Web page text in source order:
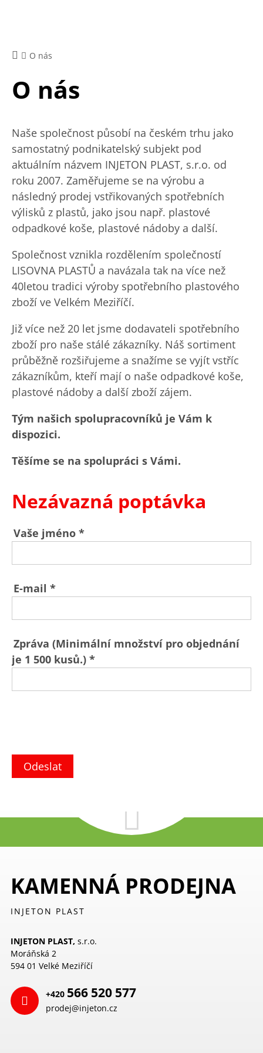
O nás
O nás
Naše společnost působí na českém trhu jako
samostatný podnikatelský subjekt pod
aktuálním názvem INJETON PLAST, s.r.o. od
roku 2007. Zaměřujeme se na výrobu a
následný prodej vstřikovaných spotřebních
výlisků z plastů, jako jsou např. plastové
odpadkové koše, plastové nádoby a další.
Společnost vznikla rozdělením společností
LISOVNA PLASTŮ a navázala tak na více než
40letou tradici výroby spotřebního plastového
zboží ve Velkém Meziříčí.
Již více než 20 let jsme dodavateli spotřebního
zboží pro naše stálé zákazníky. Náš sortiment
průběžně rozšiřujeme a snažíme se vyjít vstříc
zákazníkům, kteří mají o naše odpadkové koše,
plastové nádoby a další zboží zájem.
Tým našich spolupracovníků je Vám k
dispozici.
Těšíme se na spolupráci s Vámi.
Nezávazná poptávka
Vaše jméno *
E-mail *
Zpráva (Minimální množství pro objednání
je 1 500 kusů.) *
KAMENNÁ PRODEJNA
INJETON PLAST
INJETON PLAST, s.r.o.
Moráňská 2
594 01 Velké Meziříčí
+420 566 520 577
prodej@injeton.cz